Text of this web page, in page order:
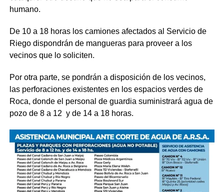
humano.
De 10 a 18 horas los camiones afectados al Servicio de
Riego dispondrán de mangueras para proveer a los
vecinos que lo soliciten.
Por otra parte, se pondrán a disposición de los vecinos,
las perforaciones existentes en los espacios verdes de
Roca, donde el personal de guardia suministrará agua de
pozo de 8 a 12 y de 14 a 18 horas.